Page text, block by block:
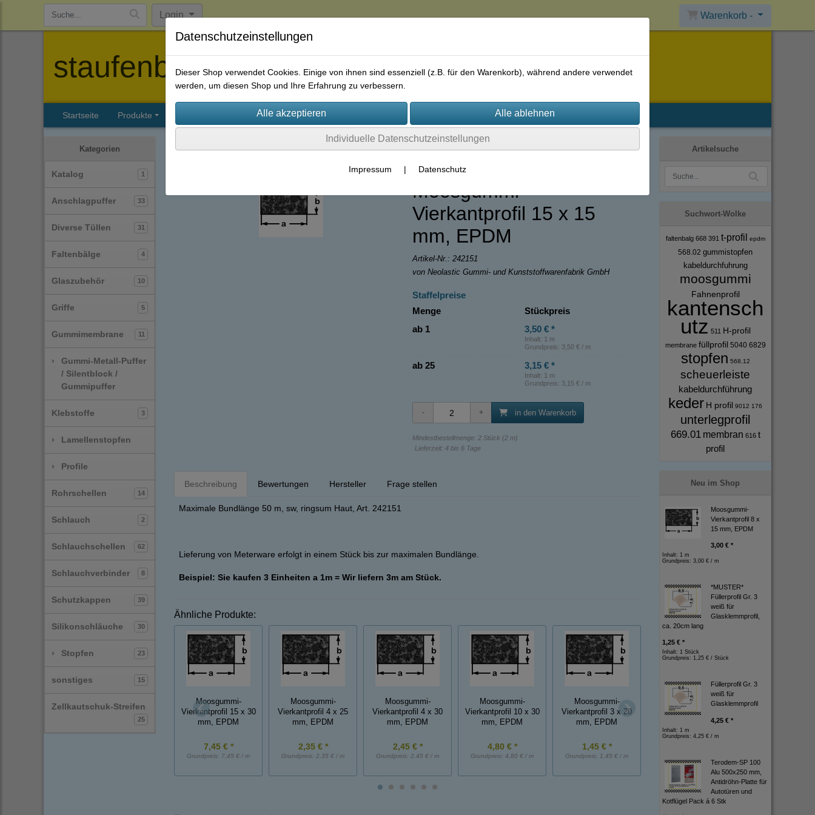
Login Warenkorb -
staufenbiel-berlin
Startseite Produkte Firmenhistorie AGB
Kategorien
Katalog 1
Anschlagpuffer 33
Diverse Tüllen 31
Faltenbälge 4
Glaszubehör 10
Griffe 5
Gummimembrane 11
›
Gummi-Metall-Puffer
/ Silentblock /
Gummipuffer
Klebstoffe 3
› Lamellenstopfen
› Profile
Rohrschellen 14
Schlauch 2
Schlauchschellen 62
Schlauchverbinder 8
Schutzkappen 39
Silikonschläuche 30
› Stopfen 23
sonstiges 15
Zellkautschuk-Streifen
25
Moosgummi-
Vierkantprofil 15 x 15
mm, EPDM
Artikel-Nr.: 242151
von Neolastic Gummi- und Kunststoffwarenfabrik GmbH
Staffelpreise
Menge
Stückpreis
ab 1
3,50 € *
Inhalt: 1 m
Grundpreis: 3,50 € / m
ab 25 3,15 € *
Inhalt: 1 m
Grundpreis: 3,15 € / m
in den Warenkorb
Mindestbestellmenge: 2 Stück (2 m)
Lieferzeit: 4 bis 6 Tage
Beschreibung Bewertungen Hersteller Frage stellen
Maximale Bundlänge 50 m, sw, ringsum Haut, Art. 242151
Lieferung von Meterware erfolgt in einem Stück bis zur maximalen Bundlänge.
Beispiel: Sie kaufen 3 Einheiten a 1m = Wir liefern 3m am Stück.
Ähnliche Produkte:
Moosgummi-
Vierkantprofil 15 x 30
mm, EPDM
7,45 € *
Grundpreis: 7,45 € / m
Moosgummi-
Vierkantprofil 4 x 25
mm, EPDM
2,35 € *
Grundpreis: 2,35 € / m
Moosgummi-
Vierkantprofil 4 x 30
mm, EPDM
2,45 € *
Grundpreis: 2,45 € / m
Moosgummi-
Vierkantprofil 10 x 30
mm, EPDM
4,80 € *
Grundpreis: 4,80 € / m
Moosgummi-
Vierkantprofil 3 x 20
mm, EPDM
1,45 € *
Grundpreis: 1,45 € / m
Moosgummi-
Vierkantprofil 4 x 8
mm, EPDM
Artikelsuche
Suchwort-Wolke
faltenbalg 668 391 t-profil epdm
568.02 gummistopfen
kabeldurchfuhrung
moosgummi
Fahnenprofil
kantensch
utz 511 H-profil
membrane füllprofil 5040 6829
stopfen 568.12
scheuerleiste
kabeldurchführung
keder H profil 9012 176
unterlegprofil
669.01 membran 616 t
profil
Neu im Shop
Moosgummi-
Vierkantprofil 8 x
15 mm, EPDM
3,00 € *
Inhalt: 1 m
Grundpreis: 3,00 € / m
*MUSTER*
Füllerprofil Gr. 3
weiß für
Glasklemmprofil,
ca. 20cm lang
1,25 € *
Inhalt: 1 Stück
Grundpreis: 1,25 € / Stück
Füllerprofil Gr. 3
weiß für
Glasklemmprofil
4,25 € *
Inhalt: 1 m
Grundpreis: 4,25 € / m
Terodem-SP 100
Alu 500x250 mm,
Antidröhn-Platte für
Autotüren und
Kotflügel Pack á 6 Stk
Datenschutzeinstellungen
Dieser Shop verwendet Cookies. Einige von ihnen sind essenziell (z.B. für den Warenkorb), während andere verwendet
werden, um diesen Shop und Ihre Erfahrung zu verbessern.
Individuelle Datenschutzeinstellungen
Impressum | Datenschutz